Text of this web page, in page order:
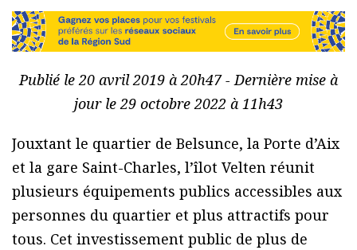
Publié le 20 avril 2019 à 20h47 - Dernière mise à
jour le 29 octobre 2022 à 11h43
Jouxtant le quartier de Belsunce, la Porte d’Aix
et la gare Saint-Charles, l’îlot Velten réunit
plusieurs équipements publics accessibles aux
personnes du quartier et plus attractifs pour
tous. Cet investissement public de plus de